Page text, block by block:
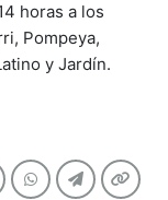
horas a los
Pompeya,
y Jardín.